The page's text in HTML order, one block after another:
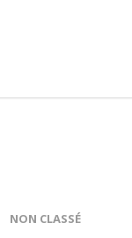
NON CLASSÉ